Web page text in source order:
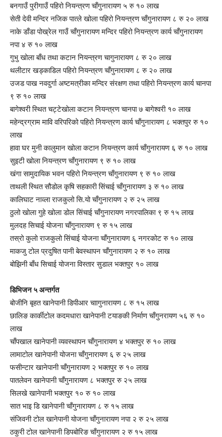
बनगाउँ पुरीगाउँ पहिरो नियन्त्रण चाँगुनारायण ५ रु १० लाख
सेती देवी मन्दिर नजिक पात्ले खोला पहिरो नियन्त्रण चाँगुनारायण ८ रु २० लाख
नाके डाँडा पोख्रेल गाउँ चाँगुनारायण मन्दिर पहिरो नियन्त्रण कार्य चाँगुनारायण
नपा ४ रु १० लाख
गुभु खोला बाँध तथा कटान नियन्त्रण चागुनारायण ८ रु २० लाख
थलीटार खड्काडिल पहिरो नियन्त्रण चाँगुनारायण ८ रु २० लाख
उजड पाख नवदुर्गा अष्टमत्रीका मन्दिर संरक्षण तथा पहिरो नियन्त्रण कार्य चानपा
९ रु १० लाख
बागेश्वरी स्थित चट्टेखोला कटान नियन्त्रण चानपा ७ बागेश्वरी १० लाख
महेन्द्रग्राम मावि वरिपरिको पहिरो नियन्त्रण कार्य चाँगुनारायण ८ भक्तपुर रु १०
लाख
हावा घर मुनी कालुमान खोला कटान नियन्त्रण कार्य चाँगुनारायण ६ रु १० लाख
सुइटी खोला नियन्त्रण चाँगुनारायण ९ रु १० लाख
खंगा सामुदायिक भवन पहिरो नियन्त्रण चाँगुनारायण ९ रु १० लाख
ताथली स्थित सौडोल कृषि सहकारी सिंचाई चाँगुनारायण ३ रु १० लाख
कालिघाट नाव्ला राजकुलो सि.यो चाँगुनारायण २ रु २५ लाख
ठुलो खोला गुहे खोला डोल सिंचाई चाँगुनारायण नगरपालिका ९ रु १५ लाख
मुलदह सिचाई योजना चाँगुनारायण ९ रु १५ लाख
तस्रो कुलो राजकुलो सिंचाई योजना चाँगुनारायण ६ नगरकोट रु १० लाख
माकजु टोल प्रदुषित पानी बेवस्थापन चाँगुनारायण २ रु १० लाख
बोझिनी बाँध सिचाई योजना विस्तार सुडाल भक्तपुर १० लाख
डिभिजन ५ अन्तर्गत
बोजीनि बृहत खानेपानी डिपीआर चाागुनारायण ८ रु १५ लाख
छालिङ कार्कीटोल कदमधारा खानेपानी टयाङकी निर्माण चाँगुनरायण ५६ रु १०
लाख
चाँपखाल खानेपानी व्यवस्थापन चाँगुनारायण ४ भक्तपुर रु १० लाख
लामाटोल खानेपानी योजना चाँगुनारायण ६ रु २५ लाख
फसीन्टार खानेपानी चाँगुनारायण २ भक्तपुर रु १० लाख
पातलेवन खानेपानी चाँगुनारायण ८ भक्तपुर रु २५ लाख
सिलखे खानेपानी भक्तपुर १० रु १० लाख
सात भाइ डि खानेपानी चाँगुनारायण ८ रु १५ लाख
संजिवनी टोल खानेपानी योजना चाँगुनारायण नपा २ रु २५ लाख
ठकुरी टोल खानेपानी डिपबोरिङ चाँगुनारायण २ रु १५ लाख